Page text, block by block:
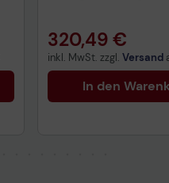
320,49 €
inkl. MwSt. zzgl. Versand
In den